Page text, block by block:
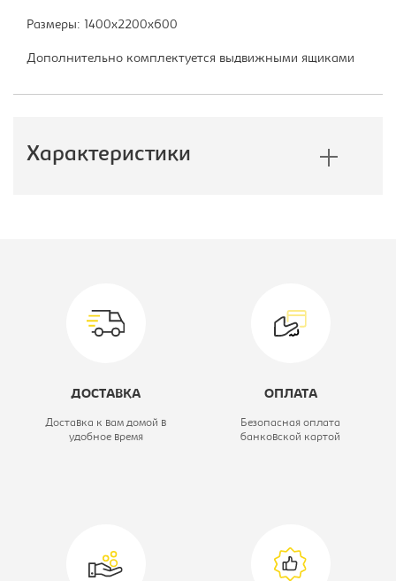
Размеры: 1400х2200х600
Дополнительно комплектуется выдвижными ящиками
Характеристики
Ширина, мм: 1400
Модель:
ДОСТАВКА
Доставка к вам домой в
удобное время
ОПЛАТА
Безопасная оплата
банковской картой